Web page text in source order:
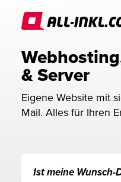
& Server
Eigene Website mit
Mail. Alles für Ihren
Ist meine Wunsch-